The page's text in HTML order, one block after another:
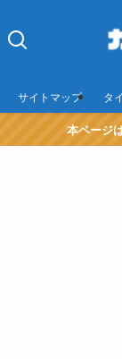
サイトマップ タ
本ページ